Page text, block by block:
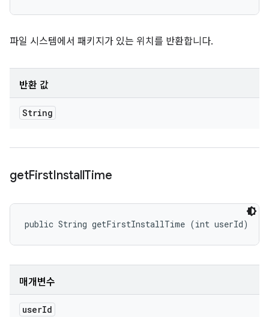
파일 시스템에서 패키지가 있는 위치를 반환합니다.
반환 값
String
getFirstInstallTime
public String getFirstInstallTime (int userId)
매개변수
userId